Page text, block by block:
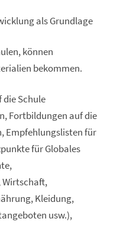
als Grundlage
können
bekommen.
die Schule
Fortbildungen auf die
Empfehlungslisten für
für Globales
Kleidung,
usw.),